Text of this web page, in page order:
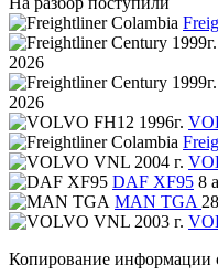
2026
2026
DAF XF95 8
MAN TGA
Копирование информации